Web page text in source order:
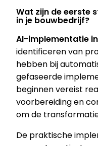
Wat zijn de eerste
in je bouwbedrijf?
AI-implementatie
identificeren van
hebben bij
gefaseerde
beginnen vereist
voorbereiding en
om de
De praktische